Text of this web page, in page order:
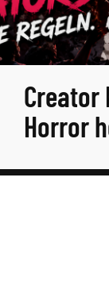
Creator
Horror